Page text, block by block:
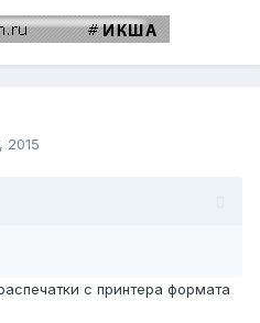
2015
с принтера формата